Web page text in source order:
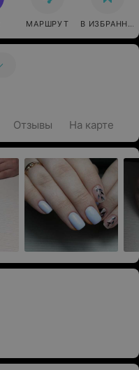
МАРШРУТ В ИЗБРАННОЕ
Отзывы На карте